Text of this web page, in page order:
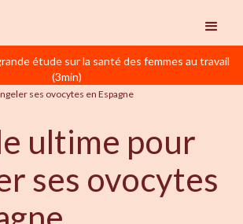
étude sur la santé des femmes au travail
(3min)
ses ovocytes en Espagne
ultime pour
ses ovocytes